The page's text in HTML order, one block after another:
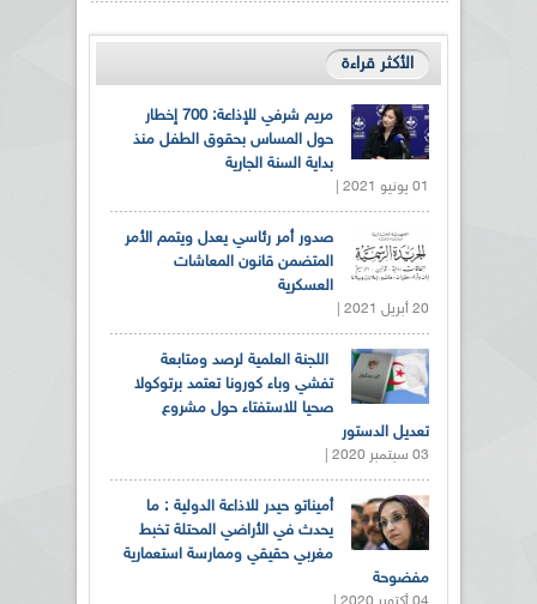
الأكثر قراءة
مريم شرفي للإذاعة: 700 إخطار
حول المساس بحقوق الطفل منذ
بداية السنة الجارية
01 يونيو 2021 |
صدور أمر رئاسي يعدل ويتمم الأمر
المتضمن قانون المعاشات
العسكرية
20 أبريل 2021 |
اللجنة العلمية لرصد ومتابعة
تفشي وباء كورونا تعتمد برتوكولا
صحيا للاستفتاء حول مشروع
تعديل الدستور
03 سبتمبر 2020 |
أميناتو حيدر للاذاعة الدولية : ما
يحدث في الأراضي المحتلة تخبط
مغربي حقيقي وممارسة استعمارية
مفضوحة